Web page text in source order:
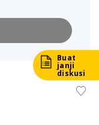
Buat
janji
diskusi